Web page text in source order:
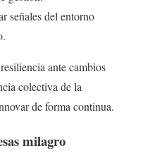
señales del entorno
ante cambios
colectiva de la
de forma continua.
milagro